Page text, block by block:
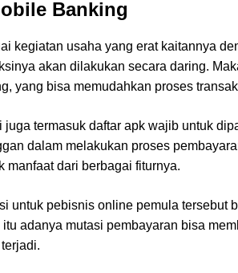
Banking
kegiatan usaha yang erat kaitannya
akan dilakukan secara daring.
yang bisa memudahkan proses
juga termasuk daftar apk wajib untuk
dalam melakukan proses
manfaat dari berbagai fiturnya.
untuk pebisnis online pemula tersebut
itu adanya mutasi pembayaran bisa